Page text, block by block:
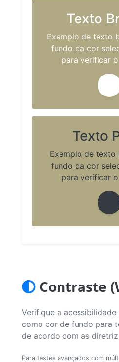
Texto
Exemplo de texto
fundo da cor
para verificar
Texto
Exemplo de texto
fundo da cor
para verificar
Contraste
Verifique a acessibilidade
como cor de fundo para
de acordo com as
Para testes avançados com